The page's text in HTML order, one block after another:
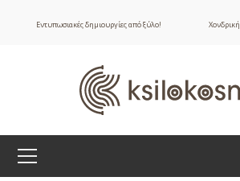
Εντυπωσιακές δημιουργίες από ξύλο! Χονδρική